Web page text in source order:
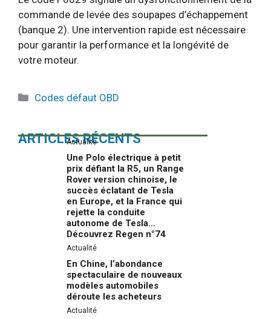
commande de levée des soupapes d’échappement
(banque 2). Une intervention rapide est nécessaire
pour garantir la performance et la longévité de
votre moteur.
Catégories
Codes défaut OBD
ARTICLES RÉCENTS
Actualité
Une Polo électrique à petit
prix défiant la R5, un Range
Rover version chinoise, le
succès éclatant de Tesla
en Europe, et la France qui
rejette la conduite
autonome de Tesla…
Découvrez Regen n°74
Actualité
En Chine, l’abondance
spectaculaire de nouveaux
modèles automobiles
déroute les acheteurs
Actualité